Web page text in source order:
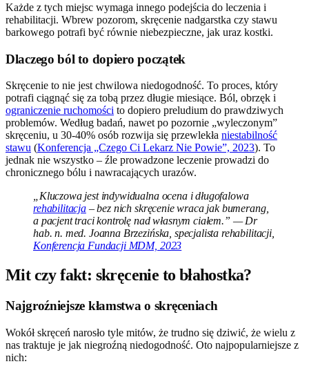
Każde z tych miejsc wymaga innego podejścia do leczenia i
rehabilitacji. Wbrew pozorom, skręcenie nadgarstka czy stawu
barkowego potrafi być równie niebezpieczne, jak uraz kostki.
Dlaczego ból to dopiero początek
Skręcenie to nie jest chwilowa niedogodność. To proces, który
potrafi ciągnąć się za tobą przez długie miesiące. Ból, obrzęk i
ograniczenie ruchomości to dopiero preludium do prawdziwych
problemów. Według badań, nawet po pozornie „wyleczonym”
skręceniu, u 30-40% osób rozwija się przewlekła niestabilność
stawu (Konferencja „Czego Ci Lekarz Nie Powie”, 2023). To
jednak nie wszystko – źle prowadzone leczenie prowadzi do
chronicznego bólu i nawracających urazów.
„Kluczowa jest indywidualna ocena i długofalowa
rehabilitacja– bez nich skręcenie wraca jak bumerang,
a pacjent traci kontrolę nad własnym ciałem.” — Dr
hab. n. med. Joanna Brzezińska, specjalista rehabilitacji,
Konferencja Fundacji MDM, 2023
Mit czy fakt: skręcenie to błahostka?
Najgroźniejsze kłamstwa o skręceniach
Wokół skręceń narosło tyle mitów, że trudno się dziwić, że wielu z
nas traktuje je jak niegroźną niedogodność. Oto najpopularniejsze z
nich: